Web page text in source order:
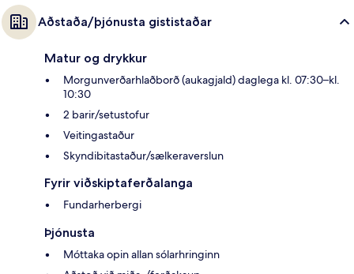
Aðstaða/þjónusta gististaðar
Matur og drykkur
Morgunverðarhlaðborð (aukagjald) daglega kl. 07:30–kl.
10:30
2 barir/setustofur
Veitingastaður
Skyndibitastaður/sælkeraverslun
Fyrir viðskiptaferðalanga
Fundarherbergi
Þjónusta
Móttaka opin allan sólarhringinn